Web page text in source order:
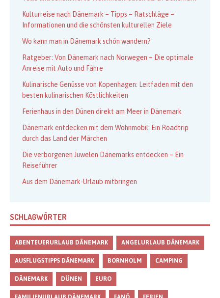
Kulturreise nach Dänemark – Tipps – Ratschläge –
Informationen und die schönsten kulturellen Ziele
Wo kann man in Dänemark schön wandern?
Ratgeber: Von Dänemark nach Norwegen – Die optimale
Anreise mit Auto und Fähre
Kulinarische Genüsse von Kopenhagen: Leitfaden mit den
besten kulinarischen Köstlichkeiten
Ferienhaus in den Dünen direkt am Meer in Dänemark
Dänemark entdecken mit dem Wohnmobil: Ein Roadtrip
durch das Land der Märchen
Die verborgenen Juwelen Dänemarks entdecken – Ein
Reiseführer
Aus dem Dänemark-Urlaub mitbringen
SCHLAGWÖRTER
ABENTEUERURLAUB DÄNEMARK ANGELURLAUB DÄNEMARK
AUSFLUGSTIPPS DÄNEMARK BORNHOLM CAMPING
DÄNEMARK DÜNEN EURO